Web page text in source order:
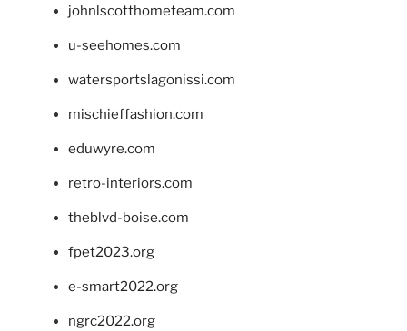
johnlscotthometeam.com
u-seehomes.com
watersportslagonissi.com
mischieffashion.com
eduwyre.com
retro-interiors.com
theblvd-boise.com
fpet2023.org
e-smart2022.org
ngrc2022.org